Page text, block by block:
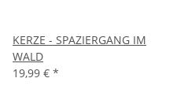
KERZE - SPAZIERGANG IM
WALD
19,99 € *